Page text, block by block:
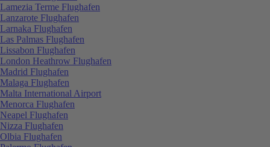
Lamezia Terme Flughafen
Lanzarote Flughafen
Larnaka Flughafen
Las Palmas Flughafen
Lissabon Flughafen
London Heathrow Flughafen
Madrid Flughafen
Malaga Flughafen
Malta International Airport
Menorca Flughafen
Neapel Flughafen
Nizza Flughafen
Olbia Flughafen